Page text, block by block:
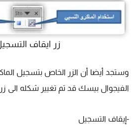
زر ايقاف
وستجد أيضا أن الزر الخاص بتسجيل
الفيجوال بيسك قد تم تغيير شكله الى زر
-إيقاف التسجيل